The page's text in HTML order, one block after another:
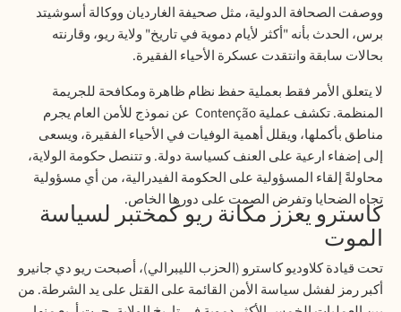
ووصفت الصحافة الدولية، مثل صحيفة الغارديان ووكالة أسوشيتد
برس، الحدث بأنه "أكثر لأيام دموية في تاريخ" ولاية ريو، وقارنته
بحالات سابقة وانتقدت عسكرة الأحياء الفقيرة.
لا يتعلق الأمر فقط بعملية حفظ نظام ظاهرة ومكافحة للجريمة
المنظمة. تكشف عملية
عن نموذج للأمن العام يجرم
مناطق بأكملها، ويقلل أهمية الوفيات في الأحياء الفقيرة، ويسعى
إلى إضفاء ارعية على العنف كسياسة دولة. و تتنصل حكومة الولاية،
محاولةً إلقاء المسؤولية على الحكومة الفيدرالية، من أي مسؤولية
تجاه الضحايا وتفرض الصمت على دورها الخاص.
كاسترو يعزز مكانة ريو كمختبر لسياسة
الموت
تحت قيادة كلاوديو كاسترو (الحزب الليبرالي)، أصبحت ريو دي جانيرو
أكبر رمز لفشل سياسة الأمن القائمة على القتل على يد الشرطة. من